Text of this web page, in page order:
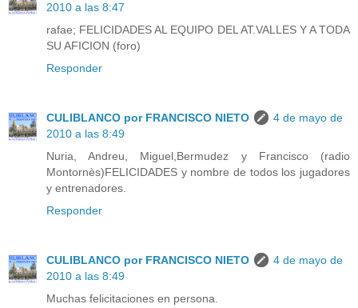
2010 a las 8:47
rafae; FELICIDADES AL EQUIPO DEL AT.VALLES Y A TODA
SU AFICION (foro)
Responder
CULIBLANCO por FRANCISCO NIETO
4 de mayo de
2010 a las 8:49
Nuria, Andreu, Miguel,Bermudez y Francisco (radio
Montornès)FELICIDADES y nombre de todos los jugadores
y entrenadores.
Responder
CULIBLANCO por FRANCISCO NIETO
4 de mayo de
2010 a las 8:49
Muchas felicitaciones en persona.